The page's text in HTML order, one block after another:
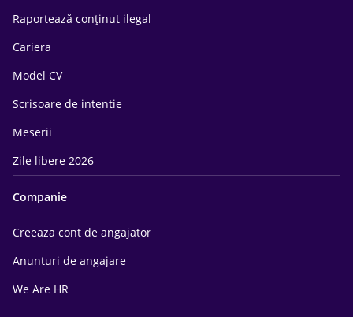
Raportează conținut ilegal
Cariera
Model CV
Scrisoare de intentie
Meserii
Zile libere 2026
Companie
Creeaza cont de angajator
Anunturi de angajare
We Are HR